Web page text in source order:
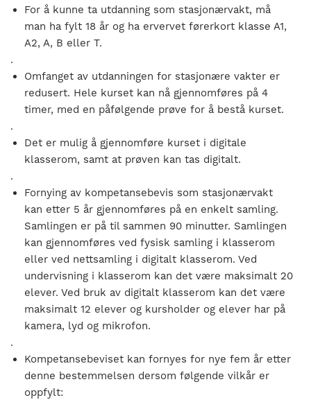
For å kunne ta utdanning som stasjonærvakt, må
man ha fylt 18 år og ha ervervet førerkort klasse A1,
A2, A, B eller T.
.
Omfanget av utdanningen for stasjonære vakter er
redusert. Hele kurset kan nå gjennomføres på 4
timer, med en påfølgende prøve for å bestå kurset.
.
Det er mulig å gjennomføre kurset i digitale
klasserom, samt at prøven kan tas digitalt.
.
Fornying av kompetansebevis som stasjonærvakt
kan etter 5 år gjennomføres på en enkelt samling.
Samlingen er på til sammen 90 minutter. Samlingen
kan gjennomføres ved fysisk samling i klasserom
eller ved nettsamling i digitalt klasserom. Ved
undervisning i klasserom kan det være maksimalt 20
elever. Ved bruk av digitalt klasserom kan det være
maksimalt 12 elever og kursholder og elever har på
kamera, lyd og mikrofon.
.
Kompetansebeviset kan fornyes for nye fem år etter
denne bestemmelsen dersom følgende vilkår er
oppfylt: